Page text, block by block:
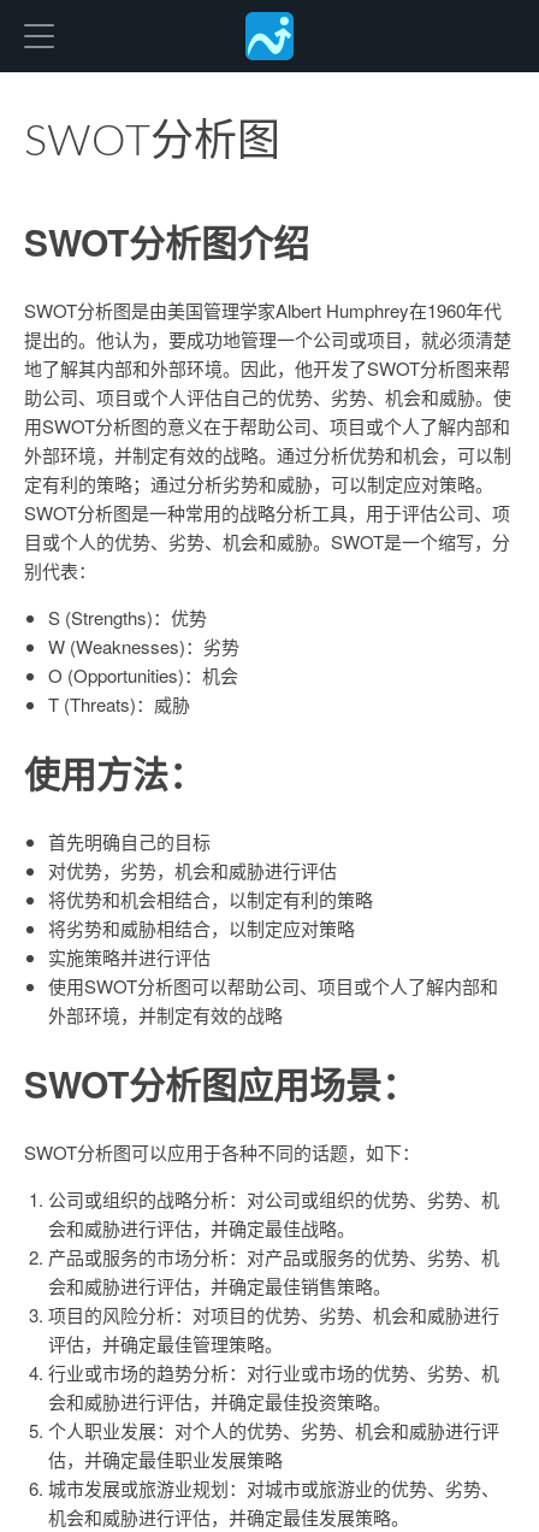
SWOT分析图
SWOT分析图介绍
SWOT分析图是由美国管理学家Albert Humphrey在1960年代
提出的。他认为，要成功地管理一个公司或项目，就必须清楚
地了解其内部和外部环境。因此，他开发了SWOT分析图来帮
助公司、项目或个人评估自己的优势、劣势、机会和威胁。使
用SWOT分析图的意义在于帮助公司、项目或个人了解内部和
外部环境，并制定有效的战略。通过分析优势和机会，可以制
定有利的策略；通过分析劣势和威胁，可以制定应对策略。
SWOT分析图是一种常用的战略分析工具，用于评估公司、项
目或个人的优势、劣势、机会和威胁。SWOT是一个缩写，分
别代表：
S (Strengths)：优势
W (Weaknesses)：劣势
O (Opportunities)：机会
T (Threats)：威胁
使用方法：
首先明确自己的目标
对优势，劣势，机会和威胁进行评估
将优势和机会相结合，以制定有利的策略
将劣势和威胁相结合，以制定应对策略
实施策略并进行评估
使用SWOT分析图可以帮助公司、项目或个人了解内部和
外部环境，并制定有效的战略
SWOT分析图应用场景：
SWOT分析图可以应用于各种不同的话题，如下：
公司或组织的战略分析：对公司或组织的优势、劣势、机
会和威胁进行评估，并确定最佳战略。
产品或服务的市场分析：对产品或服务的优势、劣势、机
会和威胁进行评估，并确定最佳销售策略。
项目的风险分析：对项目的优势、劣势、机会和威胁进行
评估，并确定最佳管理策略。
行业或市场的趋势分析：对行业或市场的优势、劣势、机
会和威胁进行评估，并确定最佳投资策略。
个人职业发展：对个人的优势、劣势、机会和威胁进行评
估，并确定最佳职业发展策略
城市发展或旅游业规划：对城市或旅游业的优势、劣势、
机会和威胁进行评估，并确定最佳发展策略。